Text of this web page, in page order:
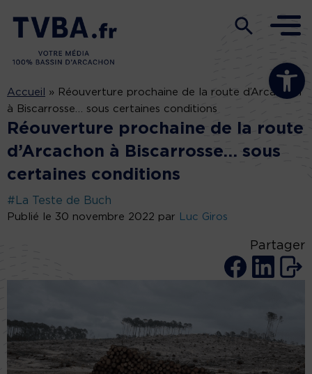
Ouvrir la
Accueil » Réouverture prochaine de la route d’Arcachon
à Biscarrosse… sous certaines conditions
Réouverture prochaine de la route
d’Arcachon à Biscarrosse… sous
certaines conditions
#La Teste de Buch
Publié le 30 novembre 2022 par Luc Giros
Partager